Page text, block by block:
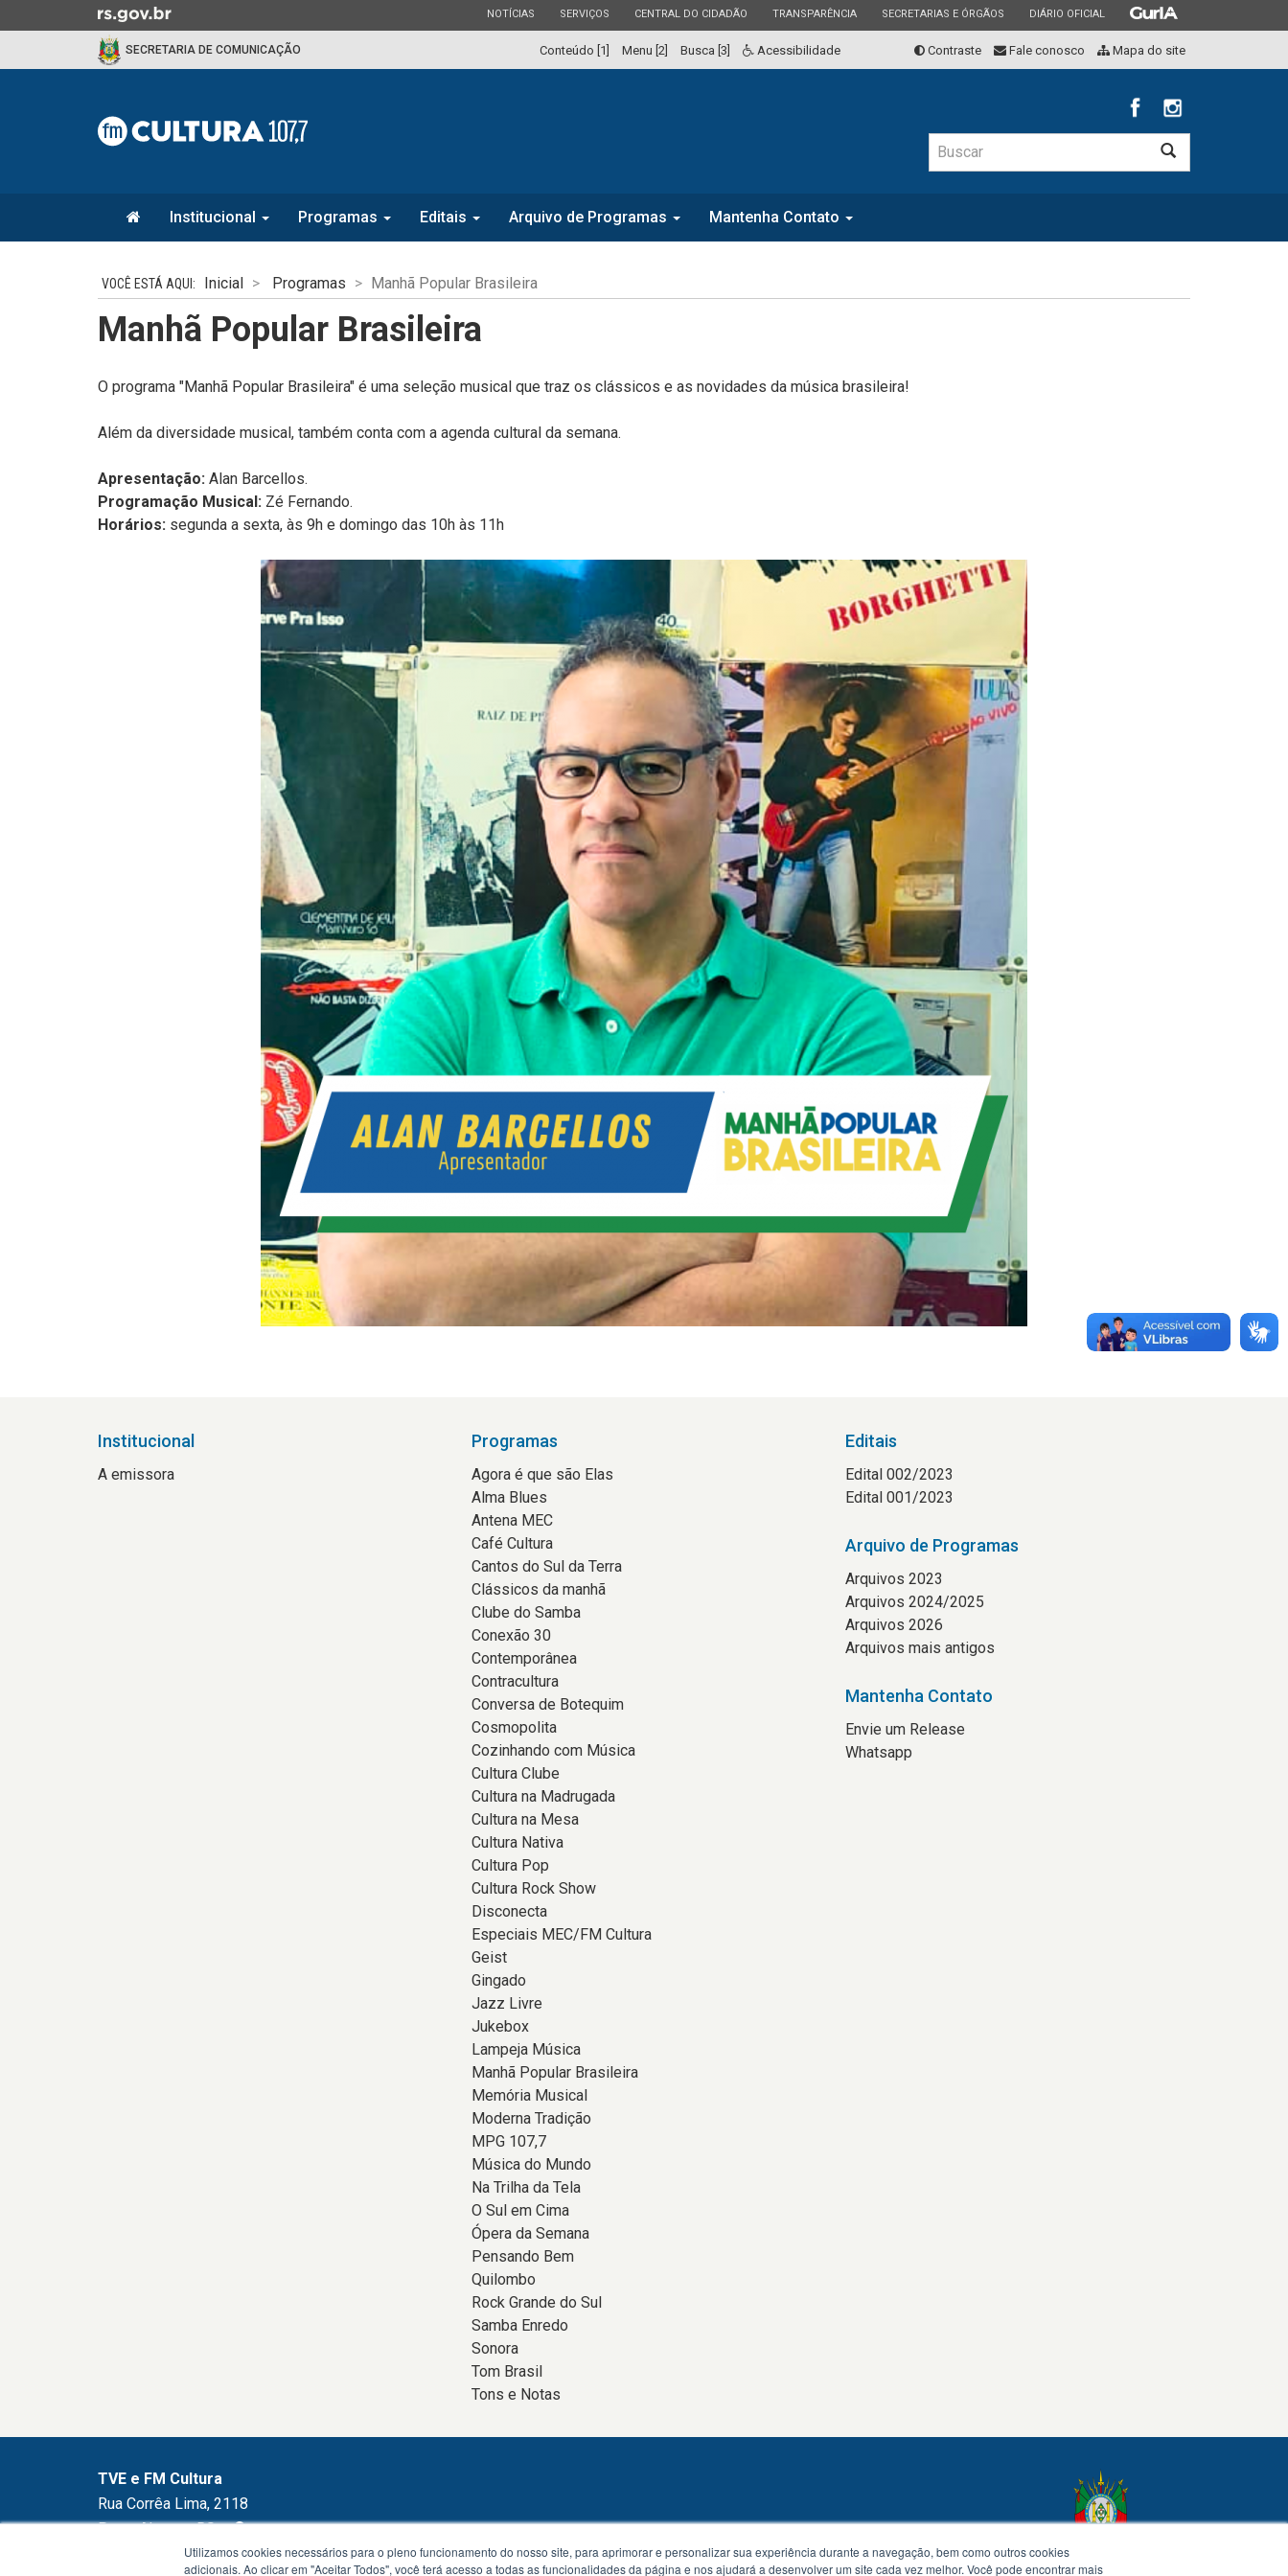
para
a
ESTADO
NOTÍCIAS ESTADO
SERVIÇOS ESTADO
CENTRAL DO CIDADÃO ESTADO
TRANSPARÊNCIA ESTADO
SECRETARIAS E ÓRGÃOS ESTADO
DIÁRIO OFICIAL ESTADO
SECRETARIA DE COMUNICAÇÃO Conteúdo [1] Menu [2] Busca [3] Acessibilidade Contraste Fale conosco Mapa do site
Buscar
Institucional Programas Editais Arquivo de Programas
Mantenha Contato
Inicial Programas Manhã Popular Brasileira
Manhã Popular Brasileira
O programa "Manhã Popular Brasileira" é uma seleção musical que traz os clássicos e as novidades da música brasileira!
Além da diversidade musical, também conta com a agenda cultural da semana.
Apresentação: Alan Barcellos.
Programação Musical: Zé Fernando.
Horários: segunda a sexta, às 9h e domingo das 10h às 11h
Institucional
A emissora
Programas
Agora é que são Elas
Alma Blues
Antena MEC
Café Cultura
Cantos do Sul da Terra
Clássicos da manhã
Clube do Samba
Conexão 30
Contemporânea
Contracultura
Conversa de Botequim
Cosmopolita
Cozinhando com Música
Cultura Clube
Cultura na Madrugada
Cultura na Mesa
Cultura Nativa
Cultura Pop
Cultura Rock Show
Disconecta
Especiais MEC/FM Cultura
Geist
Gingado
Jazz Livre
Jukebox
Lampeja Música
Manhã Popular Brasileira
Memória Musical
Moderna Tradição
MPG 107,7
Música do Mundo
Na Trilha da Tela
O Sul em Cima
Ópera da Semana
Pensando Bem
Quilombo
Rock Grande do Sul
Samba Enredo
Sonora
Tom Brasil
Tons e Notas
Editais
Edital 002/2023
Edital 001/2023
Arquivo de Programas
Arquivos 2023
Arquivos 2024/2025
Arquivos 2026
Arquivos mais antigos
Mantenha Contato
Envie um Release
Whatsapp
TVE e FM Cultura
Rua Corrêa Lima, 2118
Porto Alegre - RS -
mapa
Utilizamos cookies necessários para o pleno funcionamento do nosso site, para aprimorar e personalizar sua experiência durante a navegação, bem como outros cookies
adicionais. Ao clicar em "Aceitar Todos", você terá acesso a todas as funcionalidades da página e nos ajudará a desenvolver um site cada vez melhor. Você pode encontrar mais